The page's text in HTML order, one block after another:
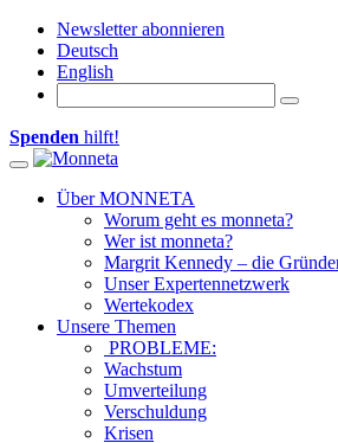
Newsletter abonnieren
Deutsch
English
Spenden hilft!
Toggle navigation
Über MONNETA
Worum geht es monneta?
Wer ist monneta?
Margrit Kennedy – die
Unser Expertennetzwerk
Wertekodex
Unsere Themen
PROBLEME:
Wachstum
Umverteilung
Verschuldung
Krisen